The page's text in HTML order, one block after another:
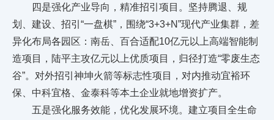
四是强化产业导向，精准招引项目。坚持腾退、规
划、建设、招引“一盘棋”，围绕“3+3+N”现代产业集群，差
异化布局各园区：南岳、百合适配10亿元以上高端智能制
造项目，陆平主攻亿元以上优质项目，归径打造“零废生态
谷”。对外招引神坤火箭等标志性项目，对内推动宜裕环
保、中科宜格、金泰科等本土企业就地增资扩产。
五是强化服务效能，优化发展环境。建立项目全生命